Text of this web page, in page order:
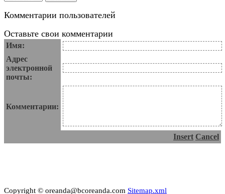
Комментарии пользователей
Оставьте свои комментарии
Имя:
Адрес
электронной
почты:
Комментарии:
Insert Cancel
Copyright © oreanda@bcoreanda.com Sitemap.xml